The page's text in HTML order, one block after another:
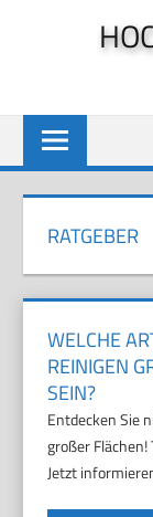
RATGEBER
WELCHE
REINIGEN
EIN?
Entdecken Sie
großer
Jetzt